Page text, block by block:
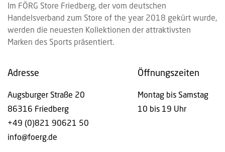
Im FÖRG Store Friedberg, der vom deutschen
Handelsverband zum Store of the year 2018 gekürt wurde,
werden die neuesten Kollektionen der attraktivsten
Marken des Sports präsentiert.
Adresse
Augsburger Straße 20
86316 Friedberg
+49 (0)821 90621 50
info@foerg.de
Öffnungszeiten
Montag bis Samstag
10 bis 19 Uhr